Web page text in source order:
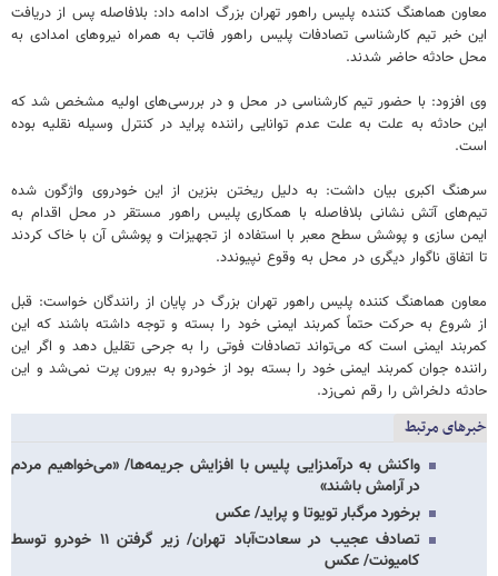
معاون هماهنگ کننده پلیس راهور تهران بزرگ ادامه داد: بلافاصله پس از دریافت
این خبر تیم کارشناسی تصادفات پلیس راهور فاتب به همراه نیروهای امدادی به
محل حادثه حاضر شدند.
وی افزود: با حضور تیم کارشناسی در محل و در بررسی‌های اولیه مشخص شد که
این حادثه به علت به علت عدم توانایی راننده پراید در کنترل وسیله نقلیه بوده
است.
سرهنگ اکبری بیان داشت: به دلیل ریختن بنزین از این خودروی واژگون شده
تیم‌های آتش نشانی بلافاصله با همکاری پلیس راهور مستقر در محل اقدام به
ایمن سازی و پوشش سطح معبر با استفاده از تجهیزات و پوشش آن با خاک کردند
تا اتفاق ناگوار دیگری در محل به وقوع نپیوندد.
معاون هماهنگ کننده پلیس راهور تهران بزرگ در پایان از رانندگان خواست: قبل
از شروع به حرکت حتماً کمربند ایمنی خود را بسته و توجه داشته باشند که این
کمربند ایمنی است که می‌تواند تصادفات فوتی را به جرحی تقلیل دهد و اگر این
راننده جوان کمربند ایمنی خود را بسته بود از خودرو به بیرون پرت نمی‌شد و این
حادثه دلخراش را رقم نمی‌زد.
خبرهای مرتبط
واکنش به درآمدزایی پلیس با افزایش جریمه‌ها/ «می‌خواهیم مردم
در آرامش باشند»
برخورد مرگبار تویوتا و پراید/ عکس
تصادف عجیب در سعادت‌آباد تهران/ زیر گرفتن ۱۱ خودرو توسط
کامیونت/ عکس